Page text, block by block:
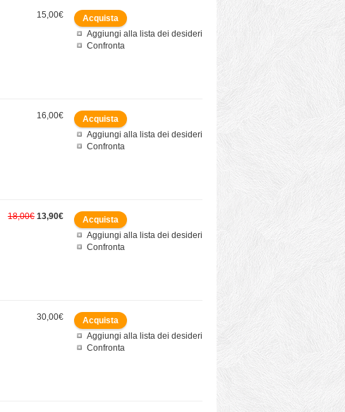
Aggiungi alla lista dei desideri
Confronta
15,00€
Aggiungi alla lista dei desideri
Confronta
16,00€
Aggiungi alla lista dei desideri
Confronta
18,00€ 13,90€
Aggiungi alla lista dei desideri
Confronta
30,00€